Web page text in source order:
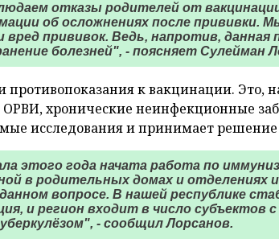
отказы родителей от
об осложнениях после прививки.
прививок. Ведь, напротив, данная
болезней", - поясняет Сулейман
противопоказания к вакцинации. Это,
хронические неинфекционные
исследования и принимает решение
этого года начата работа по
в родительных домах и отделениях
вопросе. В нашей республике
и регион входит в число субъектов
- сообщил Лорсанов.